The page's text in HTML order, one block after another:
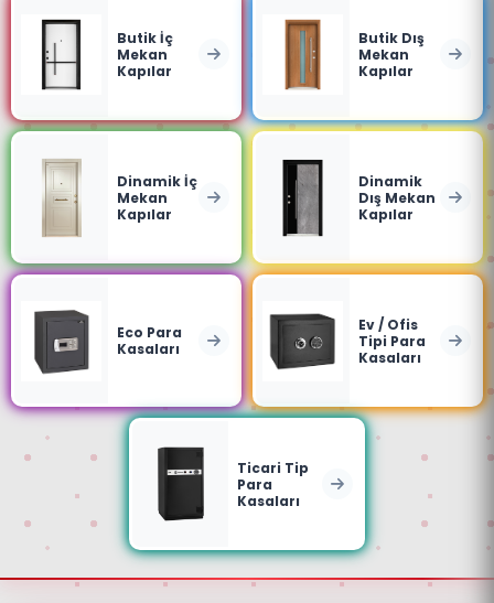
Butik İç
Mekan
Kapılar
Butik Dış
Mekan
Kapılar
Dinamik İç
Mekan
Kapılar
Dinamik
Dış Mekan
Kapılar
Eco Para
Kasaları
Ev / Ofis
Tipi Para
Kasaları
Ticari Tip
Para
Kasaları